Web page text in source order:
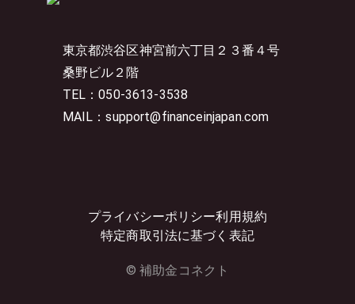
東京都渋谷区神宮前六丁目２３番４号
桑野ビル２階
TEL：050-3613-3538
MAIL：support@financeinjapan.com
プライバシーポリシー利用規約
特定商取引法に基づく表記
© 補助金コネクト